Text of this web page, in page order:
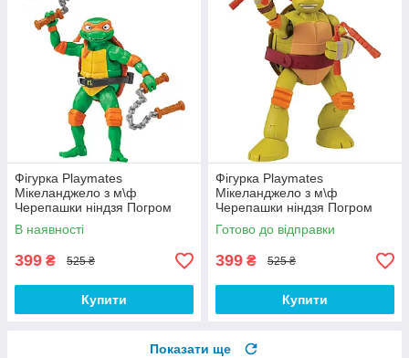
Фігурка Playmates
Мікеланджело з м\ф
Черепашки ніндзя Погром
мутантів, 12 см - TMNT,
Nickelodeon
В наявності
399 ₴ 525 ₴
Купити
Фігурка Playmates
Мікеланджело з м\ф
Черепашки ніндзя Погром
мутантів, 12 см - TMNT,
Nickelodeon
Готово до відправки
399 ₴ 525 ₴
Купити
Показати ще